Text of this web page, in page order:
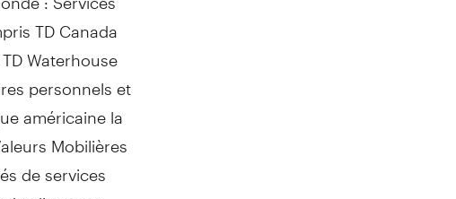
TD Canada
Waterhouse
personnels et
américaine la
Mobilières
de services